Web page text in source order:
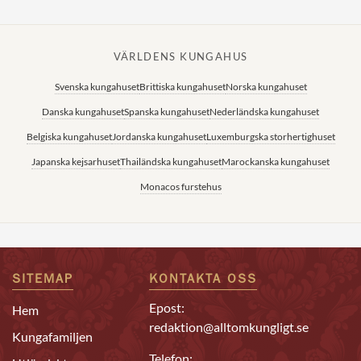
VÄRLDENS KUNGAHUS
Svenska kungahusetBrittiska kungahusetNorska kungahuset
Danska kungahusetSpanska kungahusetNederländska kungahuset
Belgiska kungahusetJordanska kungahusetLuxemburgska storhertighuset
Japanska kejsarhusetThailändska kungahusetMarockanska kungahuset
Monacos furstehus
SITEMAP
Hem
Kungafamiljen
KONTAKTA OSS
Epost:
redaktion@alltomkungligt.se